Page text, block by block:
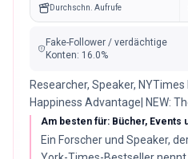
Durchschn. Aufrufe
Fake-Follower / verdächtige
Konten: 16.0%
Researcher, Speaker,
Happiness Advantage| NEW:
NYTimes bestseller!
Am besten für: Bücher, Events
Ein Forscher und Speaker,